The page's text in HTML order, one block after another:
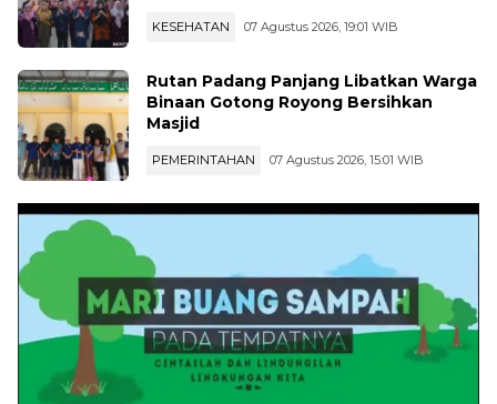
KESEHATAN 07 Agustus 2026, 19:01 WIB
Rutan Padang Panjang Libatkan Warga
Binaan Gotong Royong Bersihkan
Masjid
PEMERINTAHAN 07 Agustus 2026, 15:01 WIB